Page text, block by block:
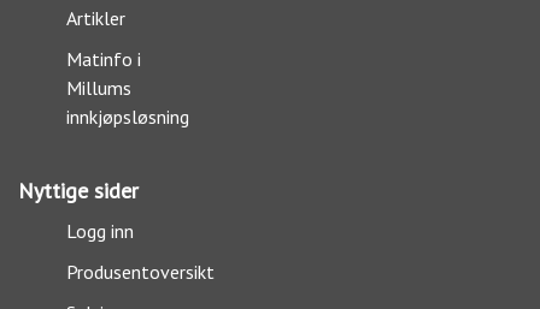
Artikler
Matinfo i
Millums
innkjøpsløsning
Nyttige sider
Logg inn
Produsentoversikt